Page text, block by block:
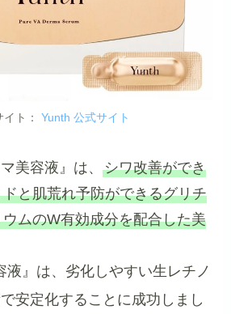
ト： Yunth 公式サイト
美容液』は、シワ改善ができ
と肌荒れ予防ができるグリチ
ムのW有効成分を配合した美
液』は、劣化しやすい生レチノ
安定化することに成功しまし